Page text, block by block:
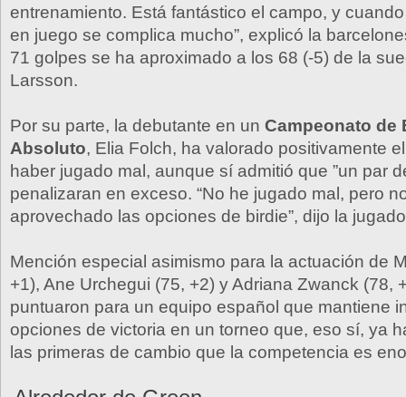
entrenamiento. Está fantástico el campo, y
en juego se complica mucho”, explicó la
71 golpes se ha aproximado a los 68 (-5) de la
Larsson.
Por su parte, la debutante en un Campeonato de
Absoluto, Elia Folch, ha valorado positivamente
haber jugado mal, aunque sí admitió que ”un par
penalizaran en exceso. “No he jugado mal, pero
aprovechado las opciones de birdie”, dijo la
Mención especial asimismo para la actuación de
+1), Ane Urchegui (75, +2) y Adriana Zwanck (78,
puntuaron para un equipo español que mantiene
opciones de victoria en un torneo que, eso sí, ya
las primeras de cambio que la competencia es